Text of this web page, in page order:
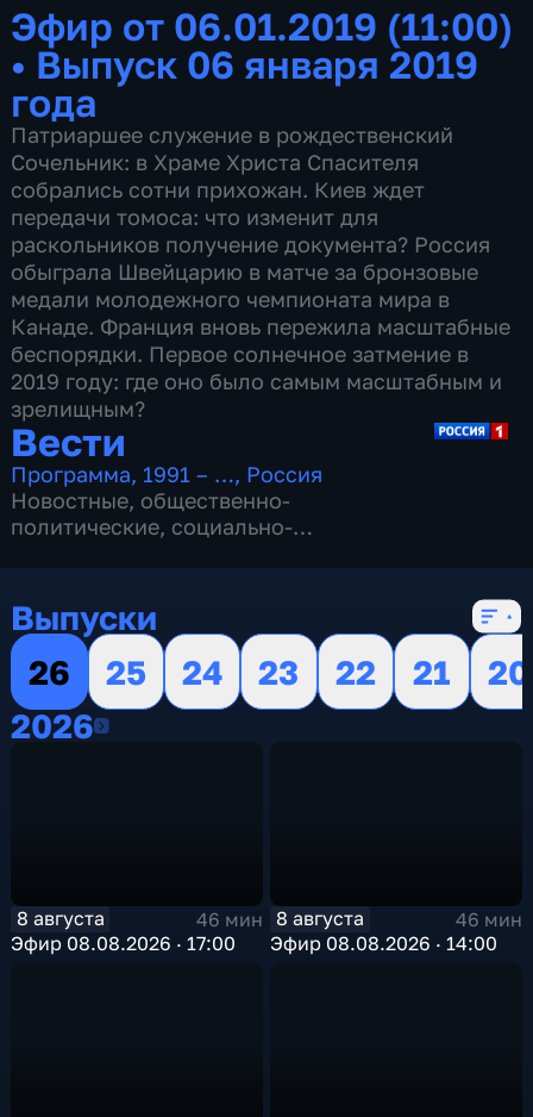
Эфир от 06.01.2019 (11:00)
• Выпуск 06 января 2019
года
Патриаршее служение в рождественский
Сочельник: в Храме Христа Спасителя
собрались сотни прихожан. Киев ждет
передачи томоса: что изменит для
раскольников получение документа? Россия
обыграла Швейцарию в матче за бронзовые
медали молодежного чемпионата мира в
Канаде. Франция вновь пережила масштабные
беспорядки. Первое солнечное затмение в
2019 году: где оно было самым масштабным и
зрелищным?
Вести
Программа, 1991 – …, Россия
Новостные, общественно-
политические, социально-
Выпуски
26
25 24 23 22 21
20
20262026
8 августа
46 мин
Эфир 08.08.2026 · 17:00
8 августа
46 мин
Эфир 08.08.2026 · 14:00